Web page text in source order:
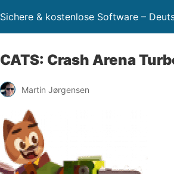
Sichere & kostenlose Software –
CATS: Crash Arena
Martin Jørgensen